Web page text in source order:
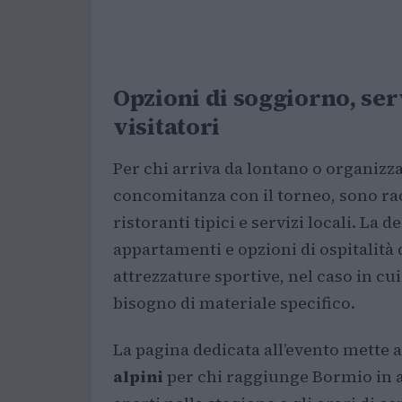
Opzioni di soggiorno,
visitatori
Per chi arriva da lontano o
concomitanza con il torneo, sono
ristoranti tipici e servizi locali. La
appartamenti e opzioni di
attrezzature sportive, nel caso in
bisogno di materiale specifico.
La pagina dedicata all’evento mette
alpini per chi raggiunge Bormio